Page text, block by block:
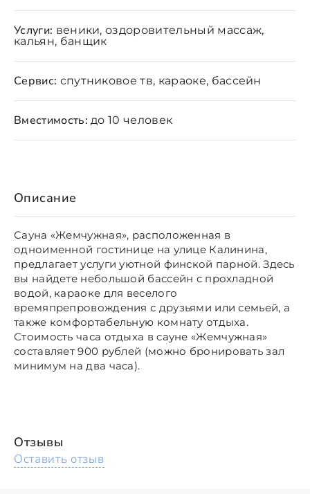
Описание
Сауна «Жемчужная», расположенная в
одноименной гостинице на улице Калинина,
предлагает услуги уютной финской парной. Здесь
вы найдете небольшой бассейн с прохладной
водой, караоке для веселого
времяпрепровождения с друзьями или семьей, а
также комфортабельную комнату отдыха.
Стоимость часа отдыха в сауне «Жемчужная»
составляет 900 рублей (можно бронировать зал
минимум на два часа).
Услуги: веники, оздоровительный массаж,
кальян, банщик
Сервис: спутниковое тв, караоке, бассейн
Вместимость: до 10 человек
Отзывы
Оставить отзыв